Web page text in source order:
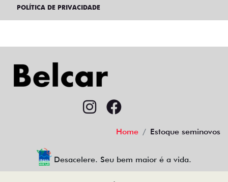
POLÍTICA DE PRIVACIDADE
Home Estoque seminovos
Desacelere. Seu bem maior é a vida.